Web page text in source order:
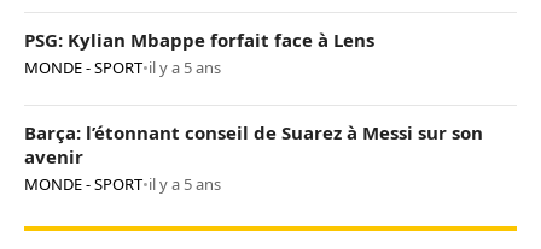
PSG: Kylian Mbappe forfait face à Lens
MONDE - SPORT•il y a 5 ans
Barça: l’étonnant conseil de Suarez à Messi sur son
avenir
MONDE - SPORT•il y a 5 ans